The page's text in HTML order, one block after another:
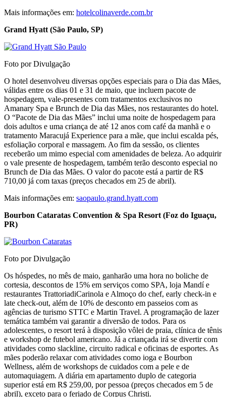
Mais informações em: hotelcolinaverde.com.br
Grand Hyatt (São Paulo, SP)
Foto por Divulgação
O hotel desenvolveu diversas opções especiais para o Dia das Mães,
válidas entre os dias 01 e 31 de maio, que incluem pacote de
hospedagem, vale-presentes com tratamentos exclusivos no
Amanary Spa e Brunch de Dia das Mães, nos restaurantes do hotel.
O “Pacote de Dia das Mães” inclui uma noite de hospedagem para
dois adultos e uma criança de até 12 anos com café da manhã e o
tratamento Maracujá Experience para a mãe, que inclui escalda pés,
esfoliação corporal e massagem. Ao fim da sessão, os clientes
receberão um mimo especial com amenidades de beleza. Ao adquirir
o vale presente de hospedagem, também terão desconto especial no
Brunch de Dia das Mães. O valor do pacote está a partir de R$
710,00 já com taxas (preços checados em 25 de abril).
Mais informações em: saopaulo.grand.hyatt.com
Bourbon Cataratas Convention & Spa Resort (Foz do Iguaçu,
PR)
Foto por Divulgação
Os hóspedes, no mês de maio, ganharão uma hora no boliche de
cortesia, descontos de 15% em serviços como SPA, loja Mandí e
restaurantes TrattoriadiCarinola e Almoço do chef, early check-in e
late check-out, além de 10% de desconto em passeios com as
agências de turismo STTC e Martin Travel. A programação de lazer
temática também vai garantir a diversão de todos. Para os
adolescentes, o resort terá à disposição vôlei de praia, clínica de tênis
e workshop de futebol americano. Já a criançada irá se divertir com
atividades como slackline, circuito radical e oficinas de esportes. As
mães poderão relaxar com atividades como ioga e Bourbon
Wellness, além de workshops de cuidados com a pele e de
automaquiagem. A diária em apartamento duplo de categoria
superior está em R$ 259,00, por pessoa (preços checados em 5 de
abril), exceto para o feriado de Corpus Christi.